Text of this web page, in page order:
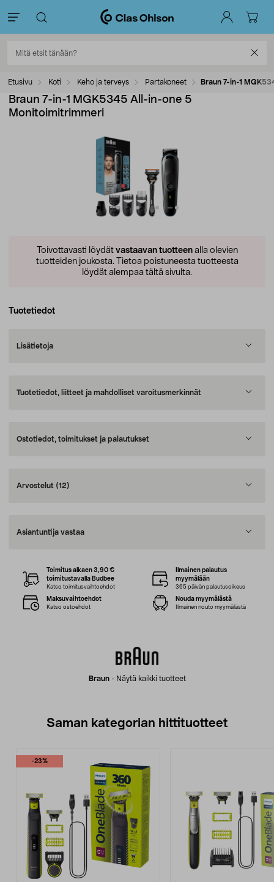
Etusivu Koti Keho ja terveys Partakoneet Braun 7-in-1
Braun 7-in-1 MGK5345 All-in-one 5
Monitoimitrimmeri
Toivottavasti löydät vastaavan tuotteenalla olevien
tuotteiden joukosta. Tietoa poistuneesta tuotteesta
löydät alempaa tältä sivulta.
Tuotetiedot
Lisätietoja
Tuotetiedot, liitteet ja mahdolliset varoitusmerkinnät
Ostotiedot, toimitukset ja palautukset
Arvostelut (12)
Asiantuntija vastaa
Braun- Näytä kaikki tuotteet
Toimitus alkaen 3,90 €
toimitustavalla Budbee
Katso toimitusvaihtoehdot
Ilmainen palautus
myymälään
365 päivän palautusoikeus
Maksuvaihtoehdot
Katso ostoehdot
Nouda myymälästä
Ilmainen nouto myymälästä
Saman kategorian hittituotteet
-23%